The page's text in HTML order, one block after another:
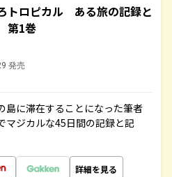
トロピカル ある旅の記録と
第1巻
発売
島に滞在することになった筆者
マジカルな45日間の記録と記
詳細を見る